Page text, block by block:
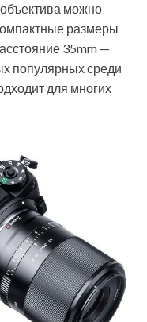
можно
размеры
35mm —
популярных среди
для многих